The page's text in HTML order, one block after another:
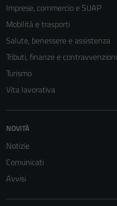
Imprese, commercio e SUAP
Mobilità e trasporti
Salute, benessere e assistenza
Tributi, finanze e contravvenzioni
Turismo
Vita lavorativa
NOVITÀ
Notizie
Comunicati
Avvisi